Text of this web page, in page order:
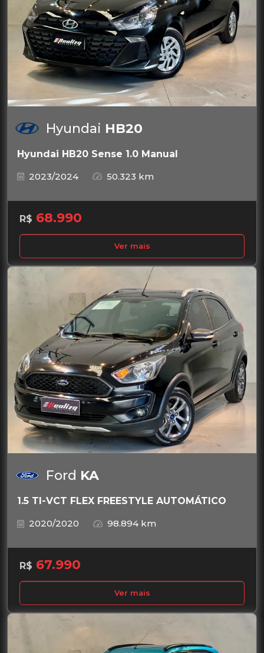
Hyundai HB20
Hyundai HB20 Sense 1.0 Manual
2023/2024
50.323 km
R$ 68.990
Ver mais
Ford KA
1.5 TI-VCT FLEX FREESTYLE AUTOMÁTICO
2020/2020
98.894 km
R$ 67.990
Ver mais